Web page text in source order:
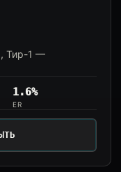
Тир-1 —
1.6%
ER